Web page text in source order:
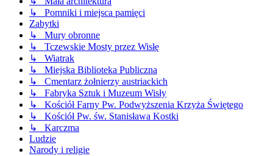
↳ Pomniki i miejsca pamięci
Zabytki
↳ Mury obronne
↳ Tczewskie Mosty przez Wisłę
↳ Wiatrak
↳ Miejska Biblioteka Publiczna
↳ Cmentarz żołnierzy austriackich
↳ Fabryka Sztuk i Muzeum Wisły
↳ Kościół Farny Pw. Podwyższenia Krzyża Świętego
↳ Kościół Pw. św. Stanisława Kostki
↳ Karczma
Ludzie
Narody i religie